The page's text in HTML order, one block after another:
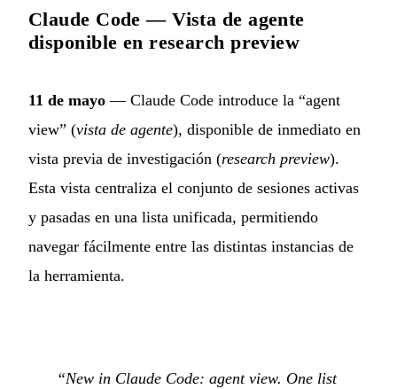
Claude Code — Vista de agente
disponible en research preview
11 de mayo — Claude Code introduce la “agent
view” (vista de agente), disponible de inmediato en
vista previa de investigación (research preview).
Esta vista centraliza el conjunto de sesiones activas
y pasadas en una lista unificada, permitiendo
navegar fácilmente entre las distintas instancias de
la herramienta.
“New in Claude Code: agent view. One list